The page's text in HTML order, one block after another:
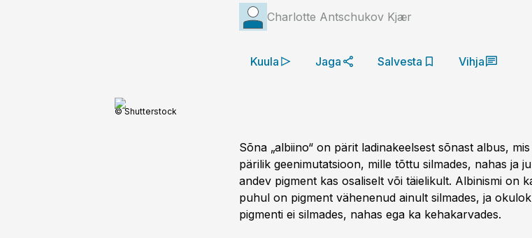
Charlotte Antschukov Kjær
Kuula Jaga Salvesta Vihja
© Shutterstock
Sõna „albiino“ on pärit ladinakeelsest sõnast albus,
pärilik geenimutatsioon, mille tõttu silmades, nahas ja
andev pigment kas osaliselt või täielikult. Albinismi on
puhul on pigment vähenenud ainult silmades, ja
pigmenti ei silmades, nahas ega ka kehakarvades.